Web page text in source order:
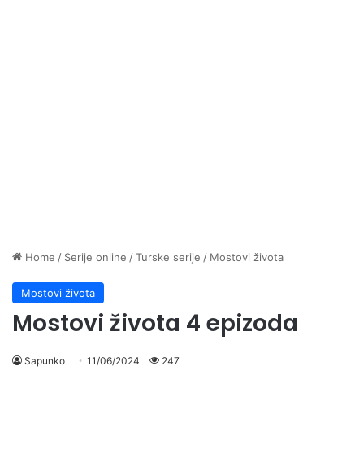
Home / Serije online /Turske serije / Mostovi života
Mostovi života
Mostovi života 4 epizoda
Sapunko 11/06/2024 247